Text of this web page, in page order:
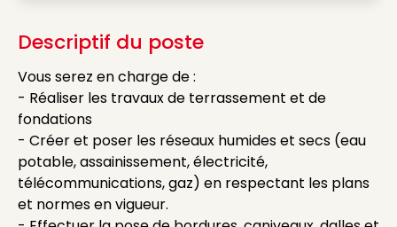
Descriptif du poste
Vous serez en charge de :
- Réaliser les travaux de terrassement et de
fondations
- Créer et poser les réseaux humides et secs (eau
potable, assainissement, électricité,
télécommunications, gaz) en respectant les plans
et normes en vigueur.